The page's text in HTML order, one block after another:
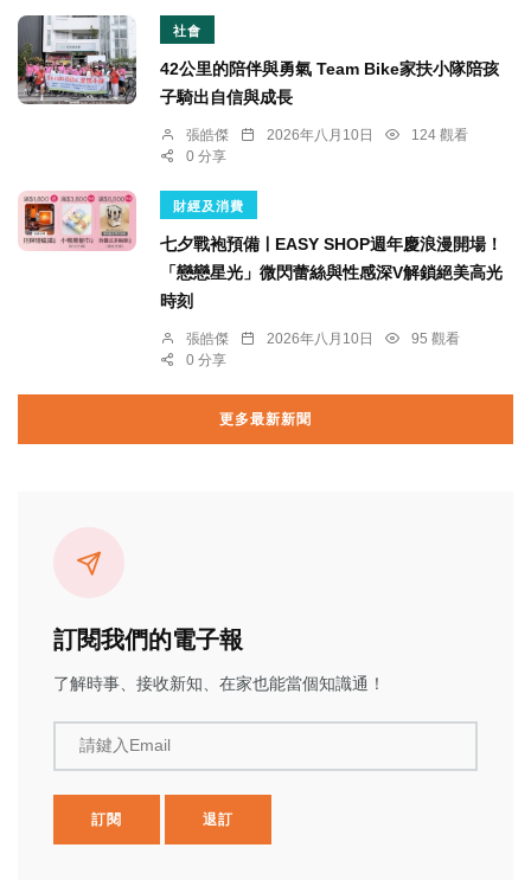
社會
42公里的陪伴與勇氣 Team Bike家扶小隊陪孩
子騎出自信與成長
張皓傑 2026年八月10日
124 觀看
0 分享
財經及消費
七夕戰袍預備ￜEASY SHOP週年慶浪漫開場！
「戀戀星光」微閃蕾絲與性感深V解鎖絕美高光
時刻
張皓傑 2026年八月10日
95 觀看
0 分享
更多最新新聞
訂閱我們的電子報
了解時事、接收新知、在家也能當個知識通！
請鍵入Email
訂閱 退訂